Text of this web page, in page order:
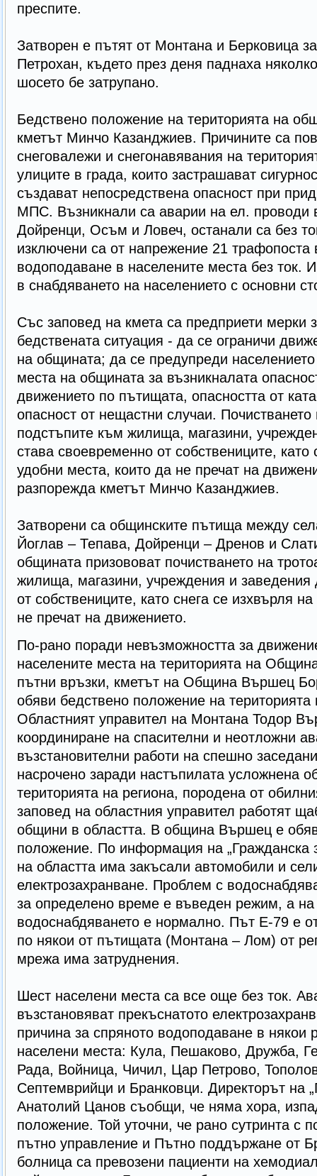
преспите.
Затворен е пътят от Монтана и Берковица
Петрохан, където през деня паднаха
шосето бе затрупано.
Бедствено положение на територията на
кметът Минчо Казанджиев. Причините са
снеговалежи и снегонавявания на
улиците в града, които застрашават
създават непосредствена опасност при
МПС. Възникнали са аварии на ел. проводи
Дойренци, Осъм и Ловеч, останали са без
изключени са от напрежение 21 трафопоста
водоподаване в населените места без ток.
в снабдяването на населението с основни
Със заповед на кмета са предприети мерки
бедствената ситуация - да се ограничи
на общината; да се предупреди
места на общината за възникналата
движението по пътищата, опасността от
опасност от нещастни случаи. Почистването
подстъпите към жилища, магазини,
става своевременно от собствениците, като
удобни места, които да не пречат на
разпорежда кметът Минчо Казанджиев.
Затворени са общинските пътища между
Йоглав – Тепава, Дойренци – Дренов и
общината призововат почистването на
жилища, магазини, учреждения и заведения
от собствениците, като снега се изхвърля
не пречат на движението.
По-рано поради невъзможността за
населените места на територията на
пътни връзки, кметът на Община Вършец
обяви бедствено положение на
Областният управител на Монтана Тодор
координиране на спасителни и неотложни
възстановителни работи на спешно
насрочено заради настъпилата усложнена
територията на региона, породена от
заповед на областния управител работят
общини в областта. В община Вършец е
положение. По информация на „Гражданска
на областта има закъсали автомобили и
електрозахранване. Проблем с
за определено време е въведен режим, а на
водоснабдяването е нормално. Път Е-79 е
по някои от пътищата (Монтана – Лом) от
мрежа има затруднения.
Шест населени места са все още без ток.
възстановяват прекъснатото
причина за спряното водоподаване в някои
населени места: Кула, Пешаково, Дружба,
Рада, Войница, Чичил, Цар Петрово,
Септемврийци и Бранковци. Директорът на
Анатолий Цанов съобщи, че няма хора,
положение. Той уточни, че рано сутринта с
пътно управление и Пътно поддържане от
болница са превозени пациенти на